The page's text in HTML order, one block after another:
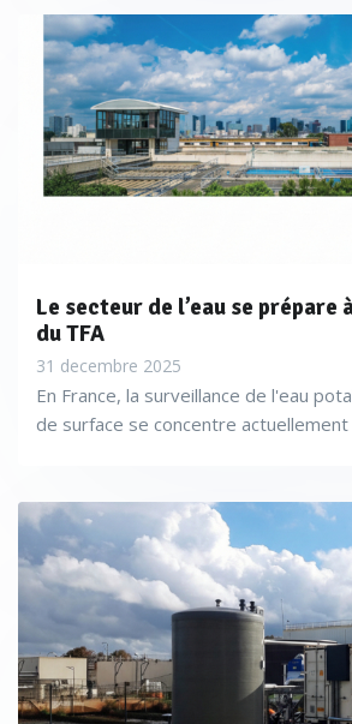
Le secteur de l’eau se
du TFA
31 decembre 2025
En France, la surveillance de l'eau
de surface se concentre actuellement